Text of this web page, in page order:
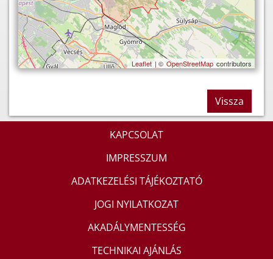
Leaflet | © OpenStreetMap contributors
Vissza
KAPCSOLAT
IMPRESSZUM
ADATKEZELÉSI TÁJÉKOZTATÓ
JOGI NYILATKOZAT
AKADÁLYMENTESSÉG
TECHNIKAI AJÁNLÁS